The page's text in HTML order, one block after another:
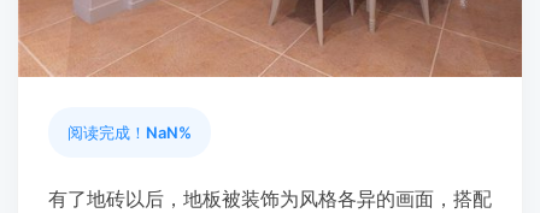
阅读完成！ NaN%
有了地砖以后，地板被装饰为风格各异的画面，搭配